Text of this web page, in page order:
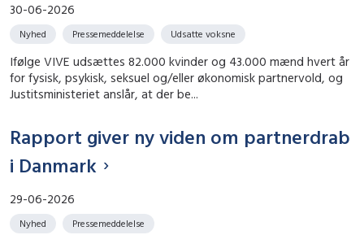
30-06-2026
Nyhed Pressemeddelelse Udsatte voksne
Ifølge VIVE udsættes 82.000 kvinder og 43.000 mænd hvert år
for fysisk, psykisk, seksuel og/eller økonomisk partnervold, og
Justitsministeriet anslår, at der be...
Rapport giver ny viden om partnerdrab
i Danmark
29-06-2026
Nyhed Pressemeddelelse